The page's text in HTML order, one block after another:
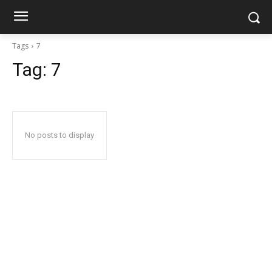
Tags 7
Tag: 7
No posts to display